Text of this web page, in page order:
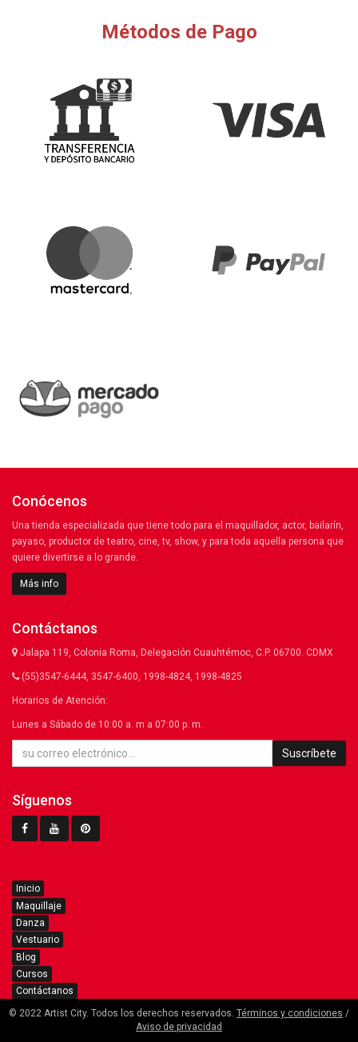
Métodos de Pago
Conócenos
Una tienda especializada que tiene todo para el maquillador, actor, bailarín,
payaso, productor de teatro, cine, tv, show, y para toda aquella persona que
quiere divertirse a lo grande.
Más info
Contáctanos
Jalapa 119, Colonia Roma, Delegación Cuauhtémoc, C.P. 06700. CDMX
(55)3547-6444, 3547-6400, 1998-4824, 1998-4825
Horarios de Atención:
Lunes a Sábado de 10:00 a. m a 07:00 p. m.
Suscríbete
Síguenos
Inicio
Maquillaje
Danza
Vestuario
Blog
Cursos
Contáctanos
© 2022 Artist City. Todos los derechos reservados. Términos y condiciones /
Aviso de privacidad